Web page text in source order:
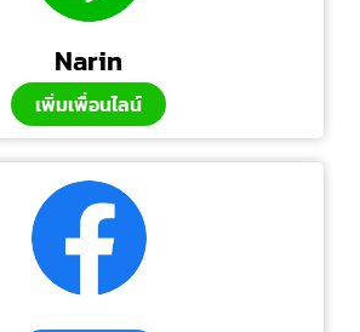
Narin
เพิ่มเพื่อนไลน์